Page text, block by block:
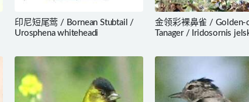
印尼短尾莺 / Bornean Stubtail /
Urosphena whiteheadi
金领彩裸鼻雀 / Golden-
Tanager / Iridosornis